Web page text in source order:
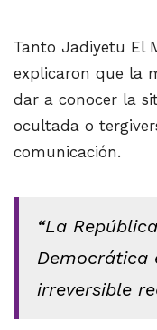
Tanto Jadiyetu El
explicaron que la
dar a conocer la
ocultada o
comunicación.
“La
Democrática
irreversible